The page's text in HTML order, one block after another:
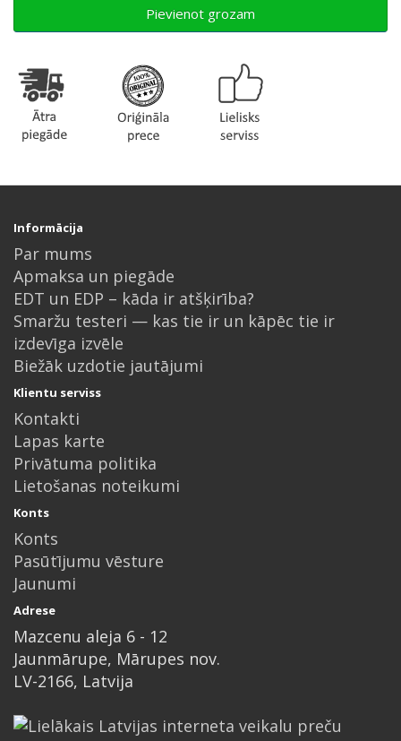
Pievienot grozam
Informācija
Par mums
Apmaksa un piegāde
EDT un EDP – kāda ir atšķirība?
Smaržu testeri — kas tie ir un kāpēc tie ir
izdevīga izvēle
Biežāk uzdotie jautājumi
Klientu serviss
Kontakti
Lapas karte
Privātuma politika
Lietošanas noteikumi
Konts
Konts
Pasūtījumu vēsture
Jaunumi
Adrese
Mazcenu aleja 6 - 12
Jaunmārupe, Mārupes nov.
LV-2166, Latvija